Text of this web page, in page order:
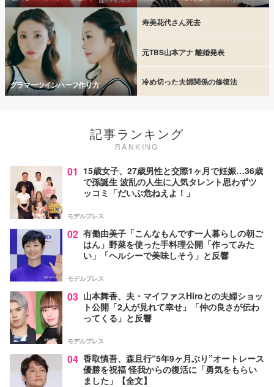
グラマーツインハーフ作り方
寿美花代さん死去
元TBS山本アナ 離婚発表
冷め切った夫婦関係の修復法
記事ランキング
RANKING
01 15歳女子、27歳男性と交際1ヶ月で妊娠…36歳
で孫誕生 波乱の人生に人気タレント思わずツ
ッコミ「だいぶ危ねえよ！」
モデルプレス
02 有働由美子「こんなもんです一人暮らしの朝ご
はん」野菜を使った手料理公開「作ってみた
い」「ヘルシーで美味しそう」と反響
モデルプレス
03 山本舞香、夫・マイファスHiroとの夫婦ショッ
ト公開「2人が見れて幸せ」「仲の良さが伝わ
ってくる」と反響
モデルプレス
04 香取慎吾、森且行“5年9ヶ月ぶり”オートレース
優勝を祝福 怪我からの復活に「勇気をもらい
ました」【全文】